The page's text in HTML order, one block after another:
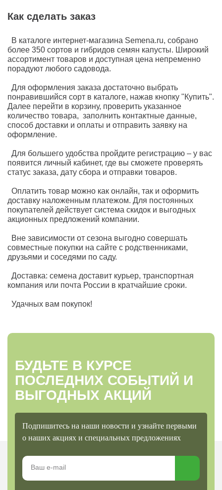
Как сделать заказ
В каталоге интернет-магазина Semena.ru, собрано
более 350 сортов и гибридов семян капусты. Широкий
ассортимент товаров и доступная цена непременно
порадуют любого садовода.
Для оформления заказа достаточно выбрать
понравившийся сорт в каталоге, нажав кнопку "Купить".
Далее перейти в корзину, проверить указанное
количество товара, заполнить контактные данные,
способ доставки и оплаты и отправить заявку на
оформление.
Для большего удобства пройдите регистрацию – у вас
появится личный кабинет, где вы сможете проверять
статус заказа, дату сбора и отправки товаров.
Оплатить товар можно как онлайн, так и оформить
доставку наложенным платежом. Для постоянных
покупателей действует система скидок и выгодных
акционных предложений компании.
Вне зависимости от сезона выгодно совершать
совместные покупки на сайте с родственниками,
друзьями и соседями по саду.
Доставка: семена доставит курьер, транспортная
компания или почта России в кратчайшие сроки.
Удачных вам покупок!
БУДЬТЕ В КУРСЕ
ПОСЛЕДНИХ СОБЫТИЙ И
ВЫГОДНЫХ АКЦИЙ
Подпишитесь на наши новости и узнайте первыми
о наших акциях и специальных предложениях